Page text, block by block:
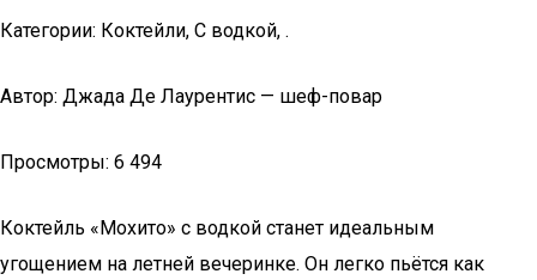
Категории: Коктейли, С водкой, .
Автор: Джада Де Лаурентис — шеф-повар
Просмотры: 6 494
Коктейль «Мохито» с водкой станет идеальным
угощением на летней вечеринке. Он легко пьётся как